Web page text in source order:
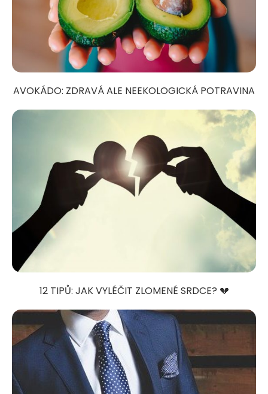
AVOKÁDO: ZDRAVÁ ALE NEEKOLOGICKÁ POTRAVINA
12 TIPŮ: JAK VYLÉČIT ZLOMENÉ SRDCE? 💔